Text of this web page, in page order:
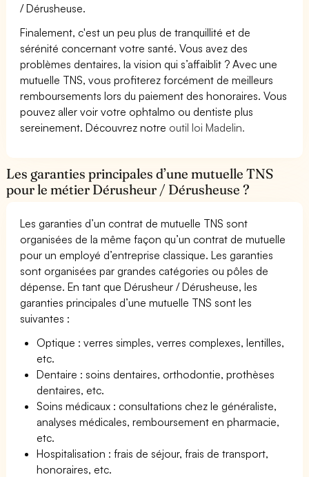
/ Dérusheuse.
Finalement, c'est un peu plus de tranquillité et de
sérénité concernant votre santé. Vous avez des
problèmes dentaires, la vision qui s’affaiblit ? Avec une
mutuelle TNS, vous profiterez forcément de meilleurs
remboursements lors du paiement des honoraires. Vous
pouvez aller voir votre ophtalmo ou dentiste plus
sereinement. Découvrez notre outil loi Madelin.
Les garanties principales d’une mutuelle TNS
pour le métier Dérusheur / Dérusheuse ?
Les garanties d’un contrat de mutuelle TNS sont
organisées de la même façon qu’un contrat de mutuelle
pour un employé d’entreprise classique. Les garanties
sont organisées par grandes catégories ou pôles de
dépense. En tant que Dérusheur / Dérusheuse, les
garanties principales d’une mutuelle TNS sont les
suivantes :
Optique : verres simples, verres complexes, lentilles,
etc.
Dentaire : soins dentaires, orthodontie, prothèses
dentaires, etc.
Soins médicaux : consultations chez le généraliste,
analyses médicales, remboursement en pharmacie,
etc.
Hospitalisation : frais de séjour, frais de transport,
honoraires, etc.